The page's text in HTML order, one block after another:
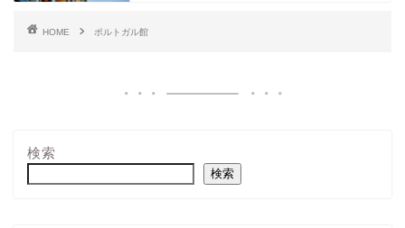
HOME ポルトガル館
検索
検索